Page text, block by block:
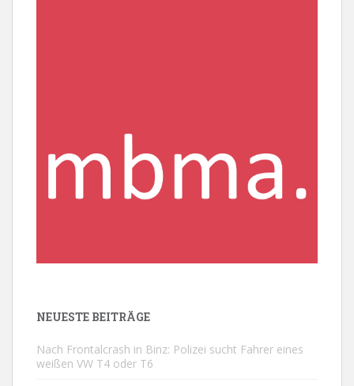
NEUESTE BEITRÄGE
Nach Frontalcrash in Binz: Polizei sucht Fahrer eines
weißen VW T4 oder T6